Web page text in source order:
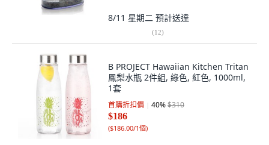
8/11 星期二 預計送達
(12)
B PROJECT Hawaiian Kitchen Tritan
鳳梨水瓶 2件組, 綠色, 紅色, 1000ml,
1套
首購折扣價 40%$310
$186
($186.00/1個)